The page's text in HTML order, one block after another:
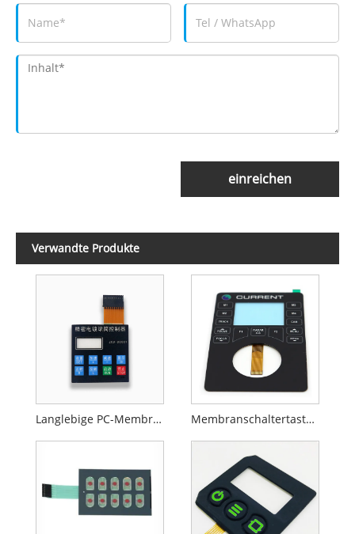
einreichen
Verwandte Produkte
Langlebige PC-Membranschalter Membranschaltertastatur mit 3M